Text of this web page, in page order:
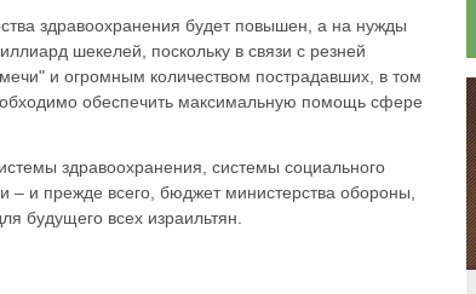
здравоохранения будет повышен, а на нужды
шекелей, поскольку в связи с резней
и огромным количеством пострадавших, в том
обеспечить максимальную помощь сфере
здравоохранения, системы социального
– и прежде всего, бюджет министерства обороны,
будущего всех израильтян.